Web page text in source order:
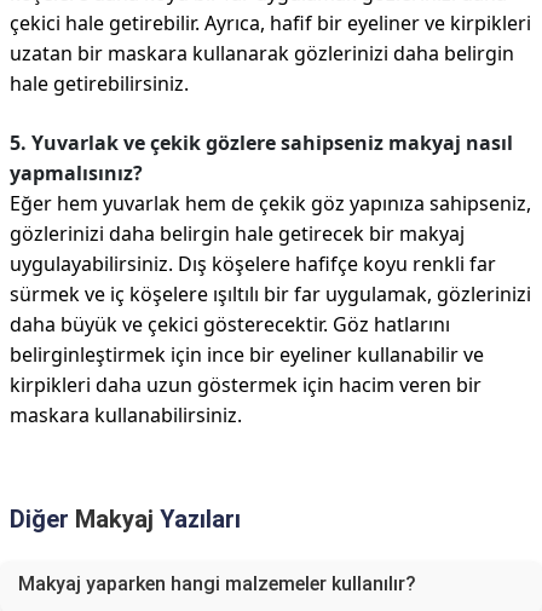
çekici hale getirebilir. Ayrıca, hafif bir eyeliner ve kirpikleri
uzatan bir maskara kullanarak gözlerinizi daha belirgin
hale getirebilirsiniz.
5. Yuvarlak ve çekik gözlere sahipseniz makyaj nasıl
yapmalısınız?
Eğer hem yuvarlak hem de çekik göz yapınıza sahipseniz,
gözlerinizi daha belirgin hale getirecek bir makyaj
uygulayabilirsiniz. Dış köşelere hafifçe koyu renkli far
sürmek ve iç köşelere ışıltılı bir far uygulamak, gözlerinizi
daha büyük ve çekici gösterecektir. Göz hatlarını
belirginleştirmek için ince bir eyeliner kullanabilir ve
kirpikleri daha uzun göstermek için hacim veren bir
maskara kullanabilirsiniz.
Diğer Makyaj Yazıları
Makyaj yaparken hangi malzemeler kullanılır?